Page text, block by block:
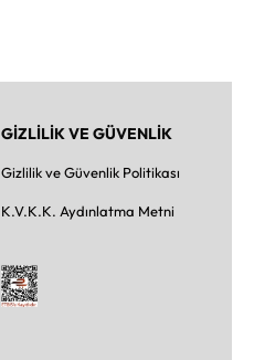
GİZLİLİK VE GÜVENLİK
Gizlilik ve Güvenlik Politikası
K.V.K.K. Aydınlatma Metni